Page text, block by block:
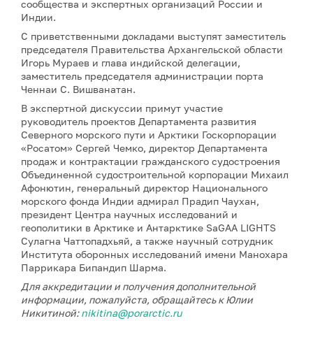
сообщества и экспертных организаций России и
Индии.
С приветственными докладами выступят заместитель
председателя Правительства Архангельской области
Игорь Мураев и глава индийской делегации,
заместитель председателя администрации порта
Ченнаи С. Вишванатан.
В экспертной дискуссии примут участие
руководитель проектов Департамента развития
Северного морского пути и Арктики Госкорпорации
«Росатом» Сергей Чемко, директор Департамента
продаж и контрактации гражданского судостроения
Объединенной судостроительной корпорации Михаил
Афонютин, генеральный директор Национального
морского фонда Индии адмирал Прадип Чаухан,
президент Центра научных исследований и
геополитики в Арктике и Антарктике SaGAA LIGHTS
Сулагна Чаттопадхьяй, а также научный сотрудник
Института оборонных исследований имени Манохара
Паррикара Бипандип Шарма.
Для аккредитации и получения дополнительной
информации, пожалуйста, обращайтесь к Юлии
Никитиной:nikitina@porarctic.ru